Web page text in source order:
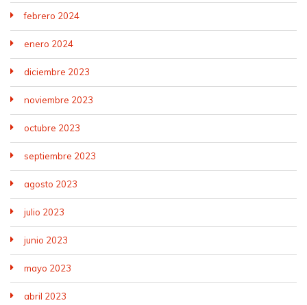
febrero 2024
enero 2024
diciembre 2023
noviembre 2023
octubre 2023
septiembre 2023
agosto 2023
julio 2023
junio 2023
mayo 2023
abril 2023